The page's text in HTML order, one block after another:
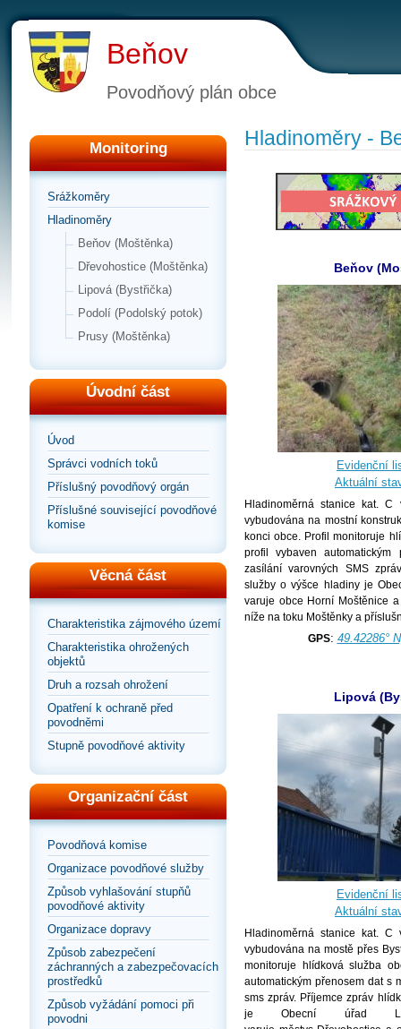
Beňov
Povodňový plán obce
Monitoring
Srážkoměry
Hladinoměry
Beňov (Moštěnka)
Dřevohostice (Moštěnka)
Lipová (Bystřička)
Podolí (Podolský potok)
Prusy (Moštěnka)
Úvodní část
Úvod
Správci vodních toků
Příslušný povodňový orgán
Příslušné související povodňové
komise
Věcná část
Charakteristika zájmového území
Charakteristika ohrožených
objektů
Druh a rozsah ohrožení
Opatření k ochraně před
povodněmi
Stupně povodňové aktivity
Organizační část
Povodňová komise
Organizace povodňové služby
Způsob vyhlašování stupňů
povodňové aktivity
Organizace dopravy
Způsob zabezpečení
záchranných a zabezpečovacích
prostředků
Způsob vyžádání pomoci při
povodni
Hladinoměry -
Beňov
Evidenční
Aktuální
Hladinoměrná stanice kat.
vybudována na mostní
konci obce. Profil monitoruje
profil vybaven
zasílání varovných SMS
služby o výšce hladiny je
varuje obce Horní Moštěnice
níže na toku Moštěnky a
GPS: 49.42286°
Lipová
Evidenční
Aktuální
Hladinoměrná stanice kat.
vybudována na mostě přes
monitoruje hlídková služba
automatickým přenosem dat s
sms zpráv. Příjemce zpráv
je Obecní úřad